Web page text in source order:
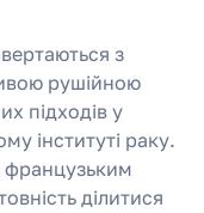
з
рушійною
підходів у
інституті раку.
ділитися